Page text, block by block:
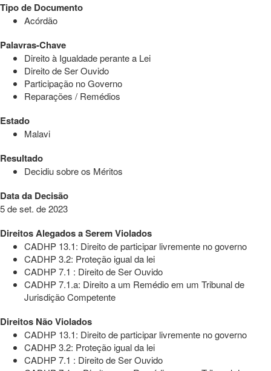
Tipo de Documento
Acórdão
Palavras-Chave
Direito à Igualdade perante a Lei
Direito de Ser Ouvido
Participação no Governo
Reparações / Remédios
Estado
Malavi
Resultado
Decidiu sobre os Méritos
Data da Decisão
5 de set. de 2023
Direitos Alegados a Serem Violados
CADHP 13.1: Direito de participar livremente no governo
CADHP 3.2: Proteção igual da lei
CADHP 7.1 : Direito de Ser Ouvido
CADHP 7.1.a: Direito a um Remédio em um Tribunal de
Jurisdição Competente
Direitos Não Violados
CADHP 13.1: Direito de participar livremente no governo
CADHP 3.2: Proteção igual da lei
CADHP 7.1 : Direito de Ser Ouvido